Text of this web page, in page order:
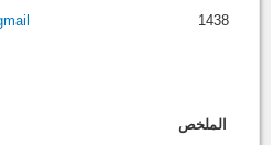
1438
الملخص